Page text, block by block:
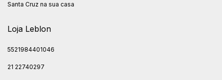
Santa Cruz na sua casa
Loja Leblon
5521984401046
21 22740297